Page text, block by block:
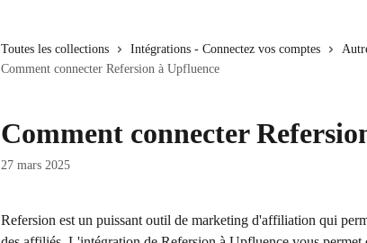
Toutes les collections Intégrations - Connectez vos comptes
Comment connecter Refersion à Upfluence
Comment connecter
27 mars 2025
Refersion est un puissant outil de marketing d'affiliation qui